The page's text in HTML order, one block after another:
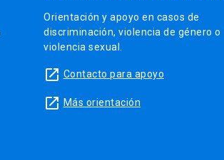
Orientación y apoyo en casos de
discriminación, violencia de género o
violencia sexual.
launch Contacto para apoyo
launch Más orientación